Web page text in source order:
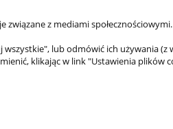
z mediami
lub odmówić ich używania (z
klikając w link "Ustawienia plików